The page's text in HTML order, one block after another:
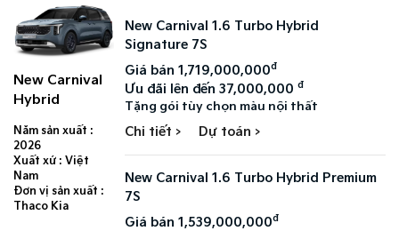
New Carnival
Hybrid
Năm sản xuất :
2026
Xuất xứ : Việt
Nam
Đơn vị sản xuất :
Thaco Kia
New Carnival 1.6 Turbo Hybrid
Signature 7S
Giá bán 1,719,000,000đ
Ưu đãi lên đến 37,000,000đ
Tặng gói tùy chọn màu nội thất
Chi tiết > Dự toán >
New Carnival 1.6 Turbo Hybrid Premium
7S
Giá bán 1,539,000,000đ